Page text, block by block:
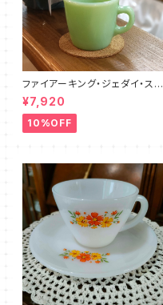
ファイアーキング・ジェダイ・スト
レートマグカップ（FKJD0006）
¥7,920
10%OFF